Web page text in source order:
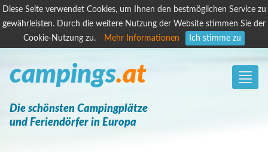
Diese Seite verwendet Cookies, um Ihnen den bestmöglichen Service zu
gewährleisten. Durch die weitere Nutzung der Website stimmen Sie der
Cookie-Nutzung zu.
Mehr Informationen Ich stimme zu
Toggle
campings.at
Die schönsten Campingplätze
und Feriendörfer in Europa